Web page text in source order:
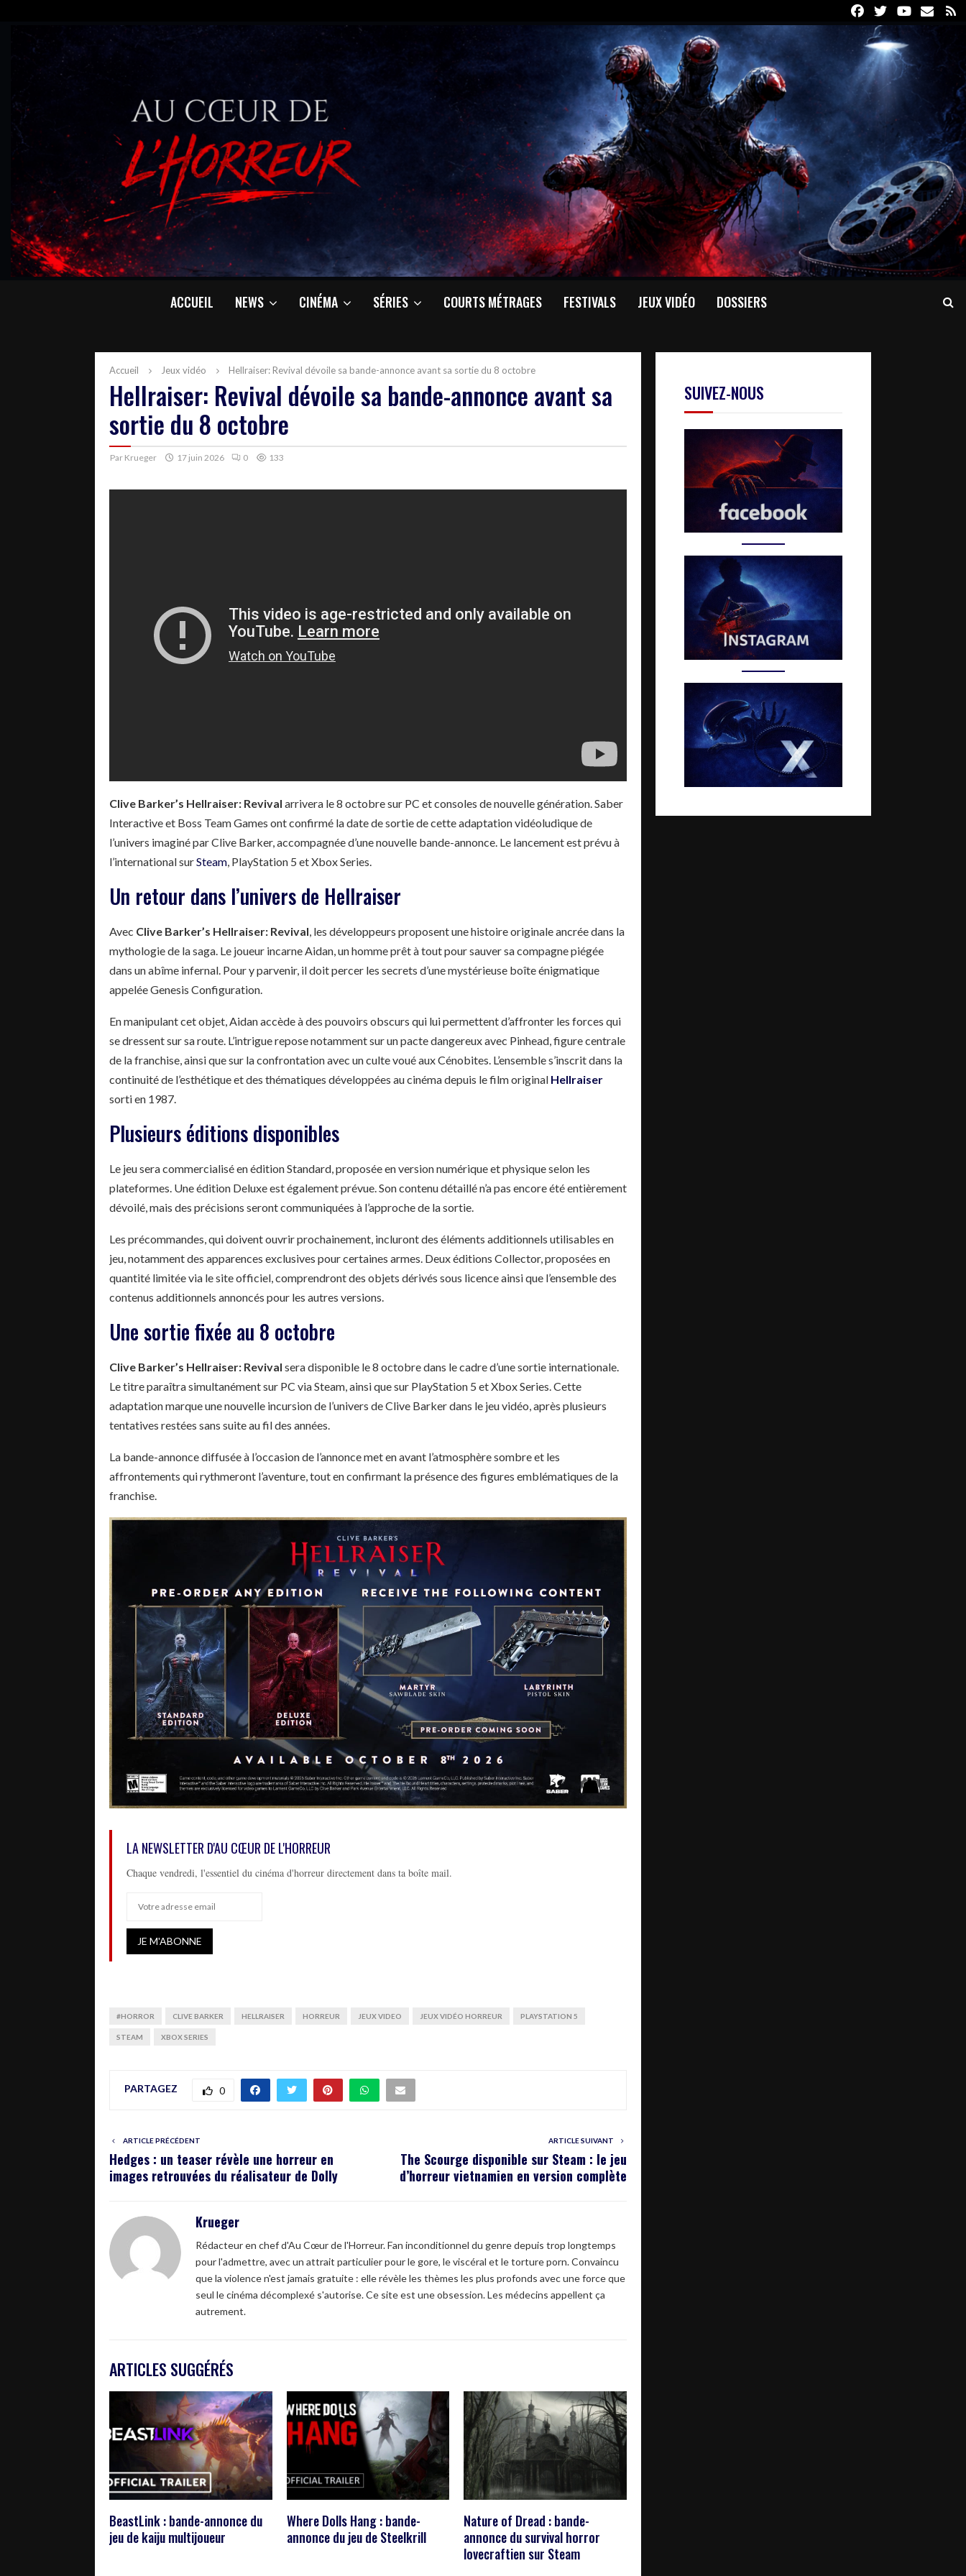
FacebookTwitterYoutube
Email
ACCUEIL NEWS CINÉMA SÉRIES COURTS MÉTRAGES FESTIVALS JEUX VIDÉO DOSSIERS
Accueil Jeux vidéo Hellraiser: Revival dévoile sa bande-annonce avant sa sortie du 8 octobre
Hellraiser: Revival dévoile sa bande-annonce avant sa
sortie du 8 octobre
Par Krueger 17 juin 2026 0 133
Clive Barker’s Hellraiser: Revival arrivera le 8 octobre sur PC et consoles de nouvelle génération. Saber
Interactive et Boss Team Games ont confirmé la date de sortie de cette adaptation vidéoludique de
l’univers imaginé par Clive Barker, accompagnée d’une nouvelle bande-annonce. Le lancement est prévu à
l’international surSteam , PlayStation 5 et Xbox Series.
Un retour dans l’univers de Hellraiser
Avec Clive Barker’s Hellraiser: Revival , les développeurs proposent une histoire originale ancrée dans la
mythologie de la saga. Le joueur incarne Aidan, un homme prêt à tout pour sauver sa compagne piégée
dans un abîme infernal. Pour y parvenir, il doit percer les secrets d’une mystérieuse boîte énigmatique
appelée Genesis Configuration.
En manipulant cet objet, Aidan accède à des pouvoirs obscurs qui lui permettent d’affronter les forces qui
se dressent sur sa route. L’intrigue repose notamment sur un pacte dangereux avec Pinhead, figure centrale
de la franchise, ainsi que sur la confrontation avec un culte voué aux Cénobites. L’ensemble s’inscrit dans la
continuité de l’esthétique et des thématiques développées au cinéma depuis le film original Hellraiser
sorti en 1987.
Plusieurs éditions disponibles
Le jeu sera commercialisé en édition Standard, proposée en version numérique et physique selon les
plateformes. Une édition Deluxe est également prévue. Son contenu détaillé n’a pas encore été entièrement
dévoilé, mais des précisions seront communiquées à l’approche de la sortie.
Les précommandes, qui doivent ouvrir prochainement, incluront des éléments additionnels utilisables en
jeu, notamment des apparences exclusives pour certaines armes. Deux éditions Collector, proposées en
quantité limitée via le site officiel, comprendront des objets dérivés sous licence ainsi que l’ensemble des
contenus additionnels annoncés pour les autres versions.
Une sortie fixée au 8 octobre
Clive Barker’s Hellraiser: Revival sera disponible le 8 octobre dans le cadre d’une sortie internationale.
Le titre paraîtra simultanément sur PC via Steam, ainsi que sur PlayStation 5 et Xbox Series. Cette
adaptation marque une nouvelle incursion de l’univers de Clive Barker dans le jeu vidéo, après plusieurs
tentatives restées sans suite au fil des années.
La bande-annonce diffusée à l’occasion de l’annonce met en avant l’atmosphère sombre et les
affrontements qui rythmeront l’aventure, tout en confirmant la présence des figures emblématiques de la
franchise.
LA NEWSLETTER D'AU CŒUR DE L'HORREUR
Chaque vendredi, l'essentiel du cinéma d'horreur directement dans ta boîte mail.
#HORROR CLIVE BARKER HELLRAISER HORREUR JEUX VIDEO JEUX VIDÉO HORREUR PLAYSTATION 5
STEAM XBOX SERIES
PARTAGEZ 0
ARTICLE PRÉCÉDENT
Hedges : un teaser révèle une horreur en
images retrouvées du réalisateur de Dolly
ARTICLE SUIVANT
The Scourge disponible sur Steam : le jeu
d’horreur vietnamien en version complète
Krueger
Rédacteur en chef d'Au Cœur de l'Horreur. Fan inconditionnel du genre depuis trop longtemps
pour l'admettre, avec un attrait particulier pour le gore, le viscéral et le torture porn. Convaincu
que la violence n'est jamais gratuite : elle révèle les thèmes les plus profonds avec une force que
seul le cinéma décomplexé s'autorise. Ce site est une obsession. Les médecins appellent ça
autrement.
ARTICLES SUGGÉRÉS
BeastLink : bande-annonce du
jeu de kaiju multijoueur
Where Dolls Hang : bande-
annonce du jeu de Steelkrill
Nature of Dread : bande-
annonce du survival horror
lovecraftien sur Steam
SUIVEZ-NOUS